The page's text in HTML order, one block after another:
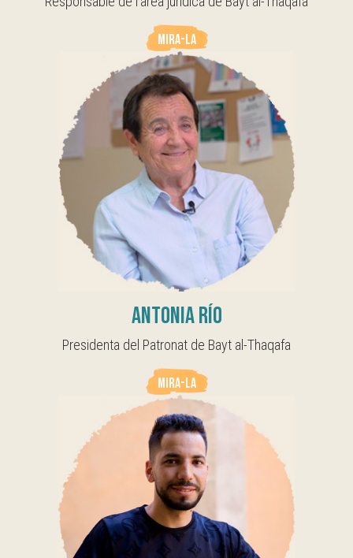
MIRA-LA
Antonia Río
Presidenta del Patronat de Bayt al-Thaqafa
MIRA-LA